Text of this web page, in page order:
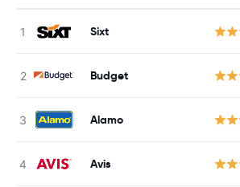
Sixt
Budget
Alamo
Avis